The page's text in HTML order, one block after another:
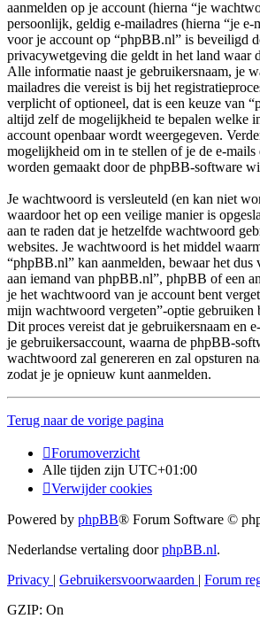
aanmelden op je account (hierna “je
persoonlijk, geldig e-mailadres (hierna “je e-
voor je account op “phpBB.nl” is beveiligd
privacywetgeving die geldt in het land waar
Alle informatie naast je gebruikersnaam, je
mailadres die vereist is bij het
verplicht of optioneel, dat is een keuze van
altijd zelf de mogelijkheid te bepalen welke
account openbaar wordt weergegeven.
mogelijkheid om in te stellen of je de e-mails
worden gemaakt door de phpBB-software
Je wachtwoord is versleuteld (en kan niet
waardoor het op een veilige manier is
aan te raden dat je hetzelfde wachtwoord
websites. Je wachtwoord is het middel
“phpBB.nl” kan aanmelden, bewaar het dus
aan iemand van phpBB.nl”, phpBB of een
je het wachtwoord van je account bent
mijn wachtwoord vergeten”-optie gebruiken
Dit proces vereist dat je gebruikersnaam en
je gebruikersaccount, waarna de phpBB-
wachtwoord zal genereren en zal opsturen
zodat je je opnieuw kunt aanmelden.
Terug naar de vorige pagina
Forumoverzicht
Alle tijden zijn UTC+01:00
Verwijder cookies
Powered by phpBB® Forum Software ©
Nederlandse vertaling doorphpBB.nl.
Privacy | Gebruikersvoorwaarden | Forum
GZIP: On